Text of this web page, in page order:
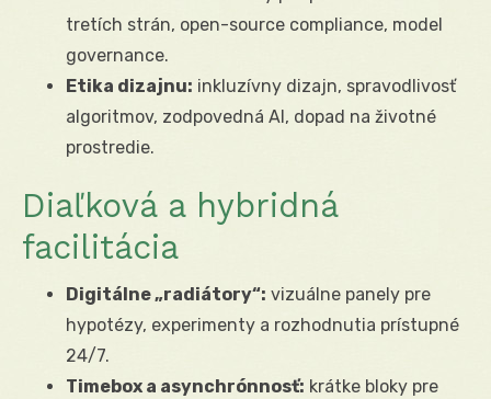
tretích strán, open-source compliance, model
governance.
Etika dizajnu: inkluzívny dizajn, spravodlivosť
algoritmov, zodpovedná AI, dopad na životné
prostredie.
Diaľková a hybridná
facilitácia
Digitálne „radiátory“: vizuálne panely pre
hypotézy, experimenty a rozhodnutia prístupné
24/7.
Timebox a asynchrónnosť: krátke bloky pre